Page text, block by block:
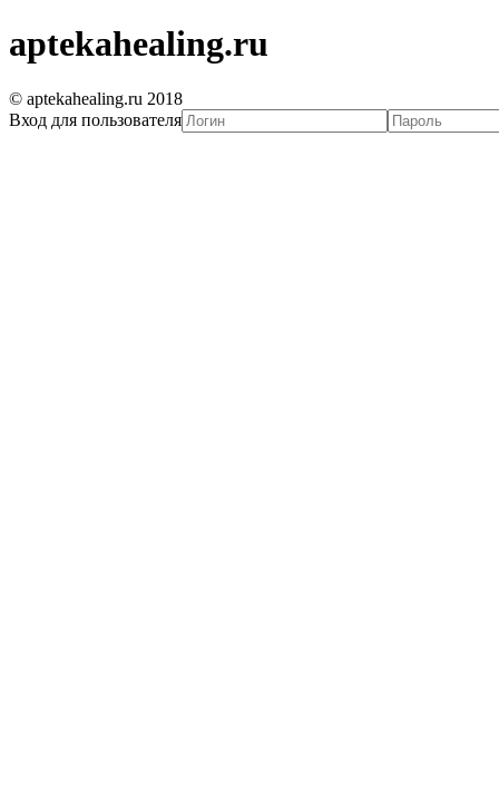
aptekahealing.ru
© aptekahealing.ru 2018
Вход для пользователя